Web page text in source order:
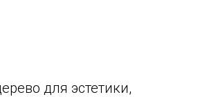
для эстетики,